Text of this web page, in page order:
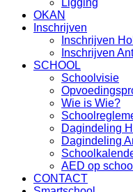
OKAN
Inschrijven
Inschrijven
Inschrijven
SCHOOL
Schoolvisie
Wie is Wie?
Dagindeling
Dagindeling
AED op school
CONTACT